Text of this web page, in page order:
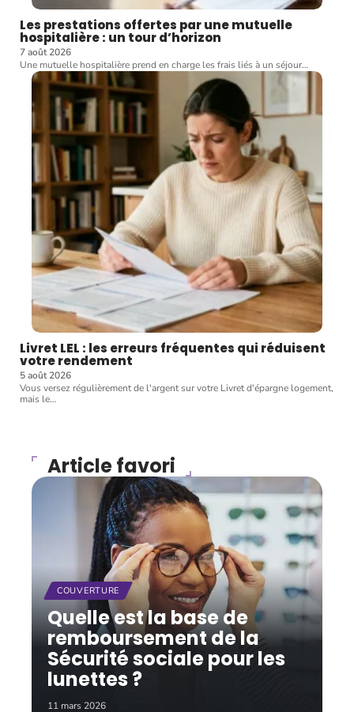
Les prestations offertes par une mutuelle
hospitalière : un tour d’horizon
7 août 2026
Une mutuelle hospitalière prend en charge les frais liés à un séjour…
Livret LEL : les erreurs fréquentes qui réduisent
votre rendement
5 août 2026
Vous versez régulièrement de l'argent sur votre Livret d'épargne logement,
mais le…
Article favori
COUVERTURE
Quelle est la base de
remboursement de la
Sécurité sociale pour les
lunettes ?
11 mars 2026